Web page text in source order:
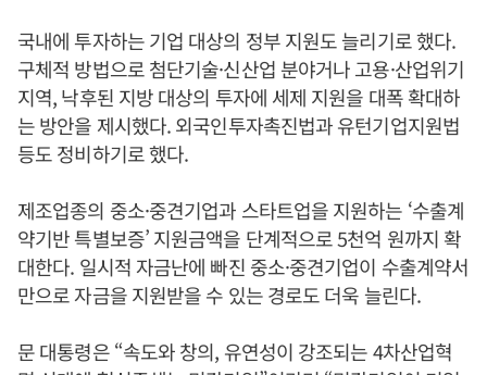
국내에 투자하는 기업 대상의 정부 지원도 늘리기로 했다.
구체적 방법으로 첨단기술·신산업 분야거나 고용·산업위기
지역, 낙후된 지방 대상의 투자에 세제 지원을 대폭 확대하
는 방안을 제시했다. 외국인투자촉진법과 유턴기업지원법
등도 정비하기로 했다.
제조업종의 중소·중견기업과 스타트업을 지원하는 ‘수출계
약기반 특별보증’ 지원금액을 단계적으로 5천억 원까지 확
대한다. 일시적 자금난에 빠진 중소·중견기업이 수출계약서
만으로 자금을 지원받을 수 있는 경로도 더욱 늘린다.
문 대통령은 “속도와 창의, 유연성이 강조되는 4차산업혁